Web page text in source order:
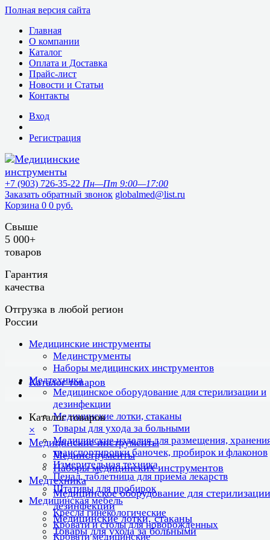
Полная версия сайта
Главная
О компании
Каталог
Оплата и Доставка
Прайс-лист
Новости и Статьи
Контакты
Вход
Регистрация
+7 (903) 726-35-22 Пн—Пт 9:00—17:00
Заказать обратный звонок globalmed@list.ru
Корзина 0 0 руб.
Свыше
5 000+
товаров
Гарантия
качества
Отгрузка в любой регион
России
Медицинские инструменты
Мединструменты
Наборы медицинских инструментов
Медтехника
Медицинское оборудование для стерилизации и
дезинфекции
Медицинские лотки, стаканы
Товары для ухода за больными
Медицинские изделия для размещения,
транспортировки баночек, пробирок и флаконов
Измерительная техника
Пенал, таблетница для приема лекарств
Штативы для пробирок
Медицинская мебель
Кресла гинекологические
Кровати и столы для новорожденных
Кровати медицинские
Каталог товаров
Каталог товаров
×
Медицинские инструменты
Мединструменты
Наборы медицинских инструментов
Медтехника
Медицинское оборудование для
дезинфекции
Медицинские лотки, стаканы
Товары для ухода за больными